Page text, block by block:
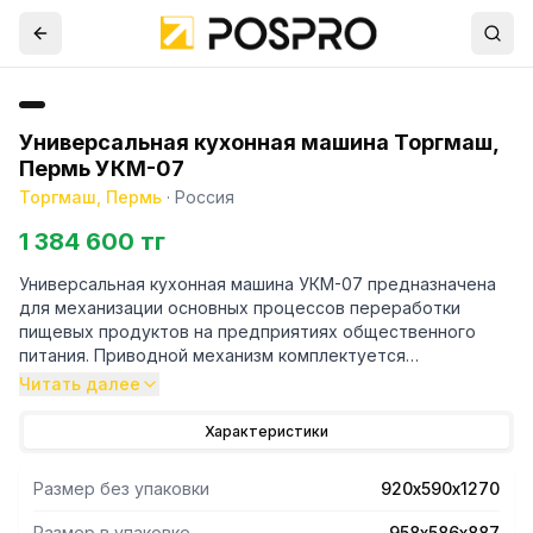
Универсальная кухонная машина Торгмаш,
Пермь УКМ-07
Торгмаш, Пермь · Россия
1 384 600 тг
Универсальная кухонная машина УКМ-07 предназначена
для механизации основных процессов переработки
пищевых продуктов на предприятиях общественного
питания. Приводной механизм комплектуется
двухскоростным электродвигателем.
50кг/час, при взбивании картофельного пюре, мусса и
самбука -150 кг/час, при перемешивании мясного и
Читать далее
Характеристики
Размер без упаковки 920х590х1270